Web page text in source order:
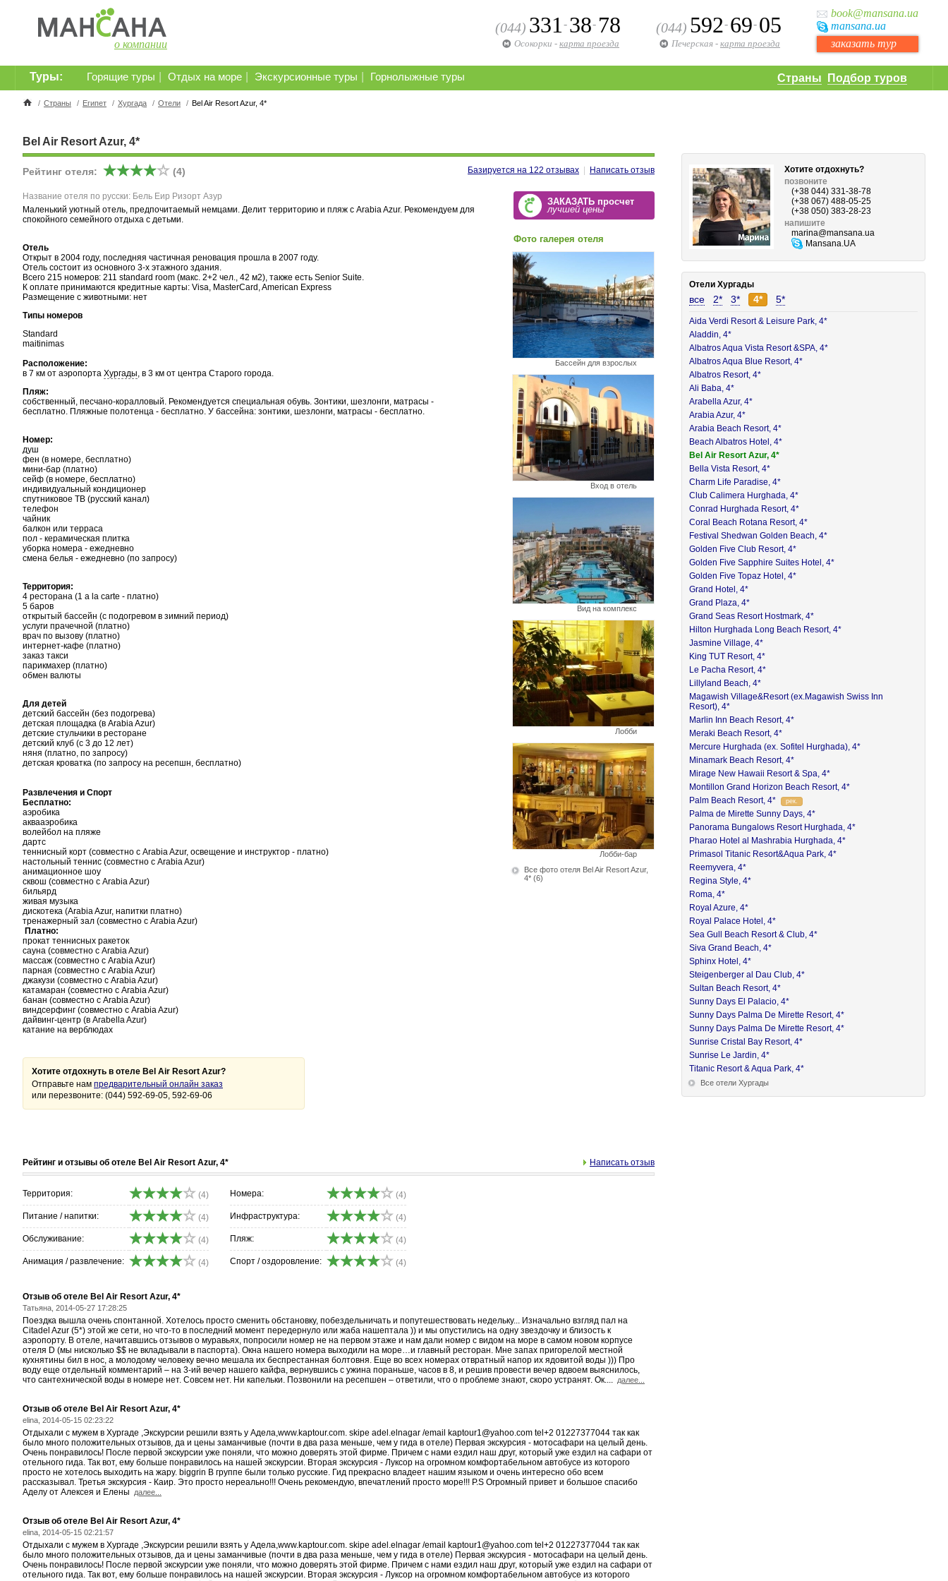
о компании
book@mansana.ua
mansana.ua
заказать тур
(044) 592- 69- 05
Печерская - карта проезда
(044) 331 - 38- 78
Осокорки - карта проезда
Страны Подбор туров
Горящие туры Отдых на море Экскурсионные туры Горнолыжные туры
Туры:
/ Страны / Египет / Хургада / Отели / Bel Air Resort Azur, 4*
Bel Air Resort Azur, 4*
Рейтинг отеля: (4) Базируется на 122 отзывах Написать отзыв
Название отеля по русски: Бель Еир Ризорт Азур
Маленький уютный отель, предпочитаемый немцами. Делит территорию и пляж с Arabia Azur. Рекомендуем для
спокойного семейного отдыха с детьми.
Отель
Открыт в 2004 году, последняя частичная реновация прошла в 2007 году.
Отель состоит из основного 3-х этажного здания.
Всего 215 номеров: 211 standard room (макс. 2+2 чел., 42 м2), также есть Senior Suite.
К оплате принимаются кредитные карты: Visa, MasterCard, American Express
Размещение с животными: нет
Типы номеров
Standard
maitinimas
Расположение:
в 7 км от аэропорта Хургады, в 3 км от центра Старого города.
Пляж:
собственный, песчано-коралловый. Рекомендуется специальная обувь. Зонтики, шезлонги, матрасы -
бесплатно. Пляжные полотенца - бесплатно. У бассейна: зонтики, шезлонги, матрасы - бесплатно.
Номер:
душ
фен (в номере, бесплатно)
мини-бар (платно)
сейф (в номере, бесплатно)
индивидуальный кондиционер
спутниковое TВ (русский канал)
телефон
чайник
балкон или терраса
пол - керамическая плитка
уборка номера - ежедневно
смена белья - ежедневно (по запросу)
Территория:
4 ресторана (1 a la carte - платно)
5 баров
открытый бассейн (с подогревом в зимний период)
услуги прачечной (платно)
врач по вызову (платно)
интернет-кафе (платно)
заказ такси
парикмахер (платно)
обмен валюты
Для детей
детский бассейн (без подогрева)
детская площадка (в Arabia Azur)
детские стульчики в ресторане
детский клуб (с 3 до 12 лет)
няня (платно, по запросу)
детская кроватка (по запросу на ресепшн, бесплатно)
Развлечения и Спорт
Бесплатно:
аэробика
аквааэробика
волейбол на пляже
дартс
теннисный корт (совместно с Arabia Azur, освещение и инструктор - платно)
настольный теннис (совместно с Arabia Azur)
анимационное шоу
сквош (совместно с Arabia Azur)
бильярд
живая музыка
дискотека (Arabia Azur, напитки платно)
тренажерный зал (cовместно с Arabia Azur)
Платно:
прокат теннисных ракеток
сауна (совместно с Arabia Azur)
массаж (cовместно с Arabia Azur)
парная (cовместно с Arabia Azur)
джакузи (cовместно с Arabia Azur)
катамаран (cовместно с Arabia Azur)
банан (cовместно с Arabia Azur)
виндсерфинг (cовместно с Arabia Azur)
дайвинг-центр (в Arabella Azur)
катание на верблюдах
ЗАКАЗАТЬ просчет
лучшей цены
Фото галерея отеля
Бассейн для взрослых
Вход в отель
Вид на комплекс
Лобби
Лобби-бар
Все фото отеля Bel Air Resort Azur,
4* (6)
Хотите отдохнуть в отеле Bel Air Resort Azur?
Отправьте нам предварительный онлайн заказ
или перезвоните: (044) 592-69-05, 592-69-06
Рейтинг и отзывы об отеле Bel Air Resort Azur, 4* Написать отзыв
Территория: (4) Номера: (4)
Питание / напитки: (4) Инфраструктура: (4)
Обслуживание: (4) Пляж: (4)
Анимация / развлечение: (4) Спорт / оздоровление: (4)
Отзыв об отеле Bel Air Resort Azur, 4*
Татьяна, 2014-05-27 17:28:25
Поездка вышла очень спонтанной. Хотелось просто сменить обстановку, побездельничать и попутешествовать недельку... Изначально взгляд пал на
Citadel Azur (5*) этой же сети, но что-то в последний момент передернуло или жаба нашептала )) и мы опустились на одну звездочку и близость к
аэропорту. В отеле, начитавшись отзывов о муравьях, попросили номер не на первом этаже и нам дали номер с видом на море в самом новом корпусе
отеля D (мы нисколько $$ не вкладывали в паспорта). Окна нашего номера выходили на море…и главный ресторан. Мне запах пригорелой местной
кухнятины бил в нос, а молодому человеку вечно мешала их беспрестанная болтовня. Еще во всех номерах отвратный напор их ядовитой воды ))) Про
воду еще отдельный комментарий – на 3-ий вечер нашего кайфа, вернувшись с ужина пораньше, часов в 8, и решив провести вечер вдвоем выяснилось,
что сантехнической воды в номере нет. Совсем нет. Ни капельки. Позвонили на ресепшен – ответили, что о проблеме знают, скоро устранят. Ок.... далее...
Отзыв об отеле Bel Air Resort Azur, 4*
elina, 2014-05-15 02:23:22
Отдыхали с мужем в Хургаде ,Экскурсии решили взять у Адела,www.kaptour.com. skipe adel.elnagar /email kaptour1@yahoo.com tel+2 01227377044 так как
было много положительных отзывов, да и цены заманчивые (почти в два раза меньше, чем у гида в отеле) Первая экскурсия - мотосафари на целый день.
Очень понравилось! После первой экскурсии уже поняли, что можно доверять этой фирме. Причем с нами ездил наш друг, который уже ездил на сафари от
отельного гида. Так вот, ему больше понравилось на нашей экскурсии. Вторая экскурсия - Луксор на огромном комфортабельном автобусе из которого
просто не хотелось выходить на жару. biggrin В группе были только русские. Гид прекрасно владеет нашим языком и очень интересно обо всем
рассказывал. Третья экскурсия - Каир. Это просто нереально!!! Очень рекомендую, впечатлений просто море!!! P.S Огромный привет и большое спасибо
Аделу от Алексея и Елены
далее...
Отзыв об отеле Bel Air Resort Azur, 4*
elina, 2014-05-15 02:21:57
Отдыхали с мужем в Хургаде ,Экскурсии решили взять у Адела,www.kaptour.com. skipe adel.elnagar /email kaptour1@yahoo.com tel+2 01227377044 так как
было много положительных отзывов, да и цены заманчивые (почти в два раза меньше, чем у гида в отеле) Первая экскурсия - мотосафари на целый день.
Очень понравилось! После первой экскурсии уже поняли, что можно доверять этой фирме. Причем с нами ездил наш друг, который уже ездил на сафари от
отельного гида. Так вот, ему больше понравилось на нашей экскурсии. Вторая экскурсия - Луксор на огромном комфортабельном автобусе из которого
Хотите отдохнуть?
позвоните
(+38 044) 331-38-78
(+38 067) 488-05-25
(+38 050) 383-28-23
напишите
marina@mansana.ua
Mansana.UA
Отели Хургады
все 2* 3* 4* 5*
Aida Verdi Resort & Leisure Park, 4*
Aladdin, 4*
Albatros Aqua Vista Resort &SPA, 4*
Albatros Aqua Blue Resort, 4*
Albatros Resort, 4*
Ali Baba, 4*
Arabella Azur, 4*
Arabia Azur, 4*
Arabia Beach Resort, 4*
Beach Albatros Hotel, 4*
Bel Air Resort Azur, 4*
Bella Vista Resort, 4*
Charm Life Paradise, 4*
Club Calimera Hurghada, 4*
Conrad Hurghada Resort, 4*
Coral Beach Rotana Resort, 4*
Festival Shedwan Golden Beach, 4*
Golden Five Club Resort, 4*
Golden Five Sapphire Suites Hotel, 4*
Golden Five Topaz Hotel, 4*
Grand Hotel, 4*
Grand Plaza, 4*
Grand Seas Resort Hostmark, 4*
Hilton Hurghada Long Beach Resort, 4*
Jasmine Village, 4*
King TUT Resort, 4*
Le Pacha Resort, 4*
Lillyland Beach, 4*
Magawish Village&Resort (ex.Magawish Swiss Inn
Resort), 4*
Marlin Inn Beach Resort, 4*
Meraki Beach Resort, 4*
Mercure Hurghada (ex. Sofitel Hurghada), 4*
Minamark Beach Resort, 4*
Mirage New Hawaii Resort & Spa, 4*
Montillon Grand Horizon Beach Resort, 4*
Palm Beach Resort, 4*
рек.
Palma de Mirette Sunny Days, 4*
Panorama Bungalows Resort Hurghada, 4*
Pharao Hotel al Mashrabia Hurghada, 4*
Primasol Titanic Resort&Aqua Park, 4*
Reemyvera, 4*
Regina Style, 4*
Roma, 4*
Royal Azure, 4*
Royal Palace Hotel, 4*
Sea Gull Beach Resort & Club, 4*
Siva Grand Beach, 4*
Sphinx Hotel, 4*
Steigenberger al Dau Club, 4*
Sultan Beach Resort, 4*
Sunny Days El Palacio, 4*
Sunny Days Palma De Mirette Resort, 4*
Sunny Days Palma De Mirette Resort, 4*
Sunrise Cristal Bay Resort, 4*
Sunrise Le Jardin, 4*
Titanic Resort & Aqua Park, 4*
Все отели Хургады